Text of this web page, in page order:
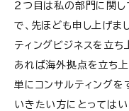
２つ目は私の部門に関
で、先ほども申し上げま
ティングビジネスを立ち
あれば海外拠点を立ち上
単にコンサルティングを
いきたい方にとっては